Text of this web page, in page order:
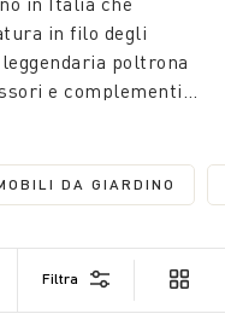
in filo degli
poltrona
e complementi
in location
TELI MARE E
DA GIARDINO
REFINE BY
Filtra